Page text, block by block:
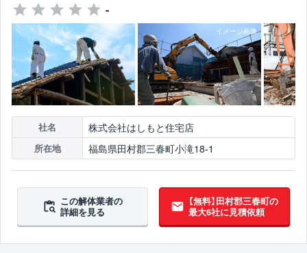
-
社名 株式会社はしもと住宅店
所在地 福島県田村郡三春町小滝18-1
この解体業者の
詳細を見る
【無料】田村郡三春町の
最大6社に見積依頼